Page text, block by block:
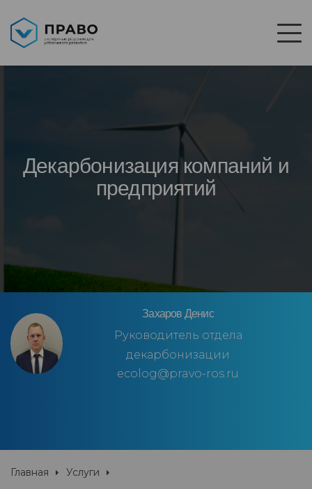
Декарбонизация компаний и
предприятий
Захаров Денис
Руководитель отдела
декарбонизации
ecolog@pravo-ros.ru
Главная Услуги